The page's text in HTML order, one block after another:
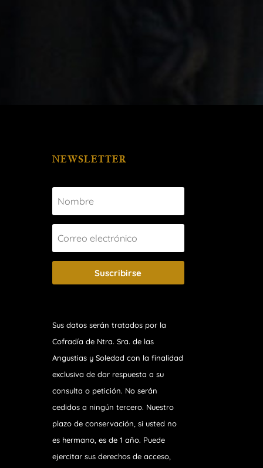
NEWSLETTER
Suscribirse
Sus datos serán tratados por la
Cofradía de Ntra. Sra. de las
Angustias y Soledad con la finalidad
exclusiva de dar respuesta a su
consulta o petición. No serán
cedidos a ningún tercero. Nuestro
plazo de conservación, si usted no
es hermano, es de 1 año. Puede
ejercitar sus derechos de acceso,